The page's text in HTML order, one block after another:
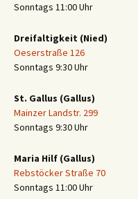
Sonntags 11:00 Uhr
Dreifaltigkeit (Nied)
Oeserstraße 126
Sonntags 9:30 Uhr
St. Gallus (Gallus)
Mainzer Landstr. 299
Sonntags 9:30 Uhr
Maria Hilf (Gallus)
Rebstöcker Straße 70
Sonntags 11:00 Uhr